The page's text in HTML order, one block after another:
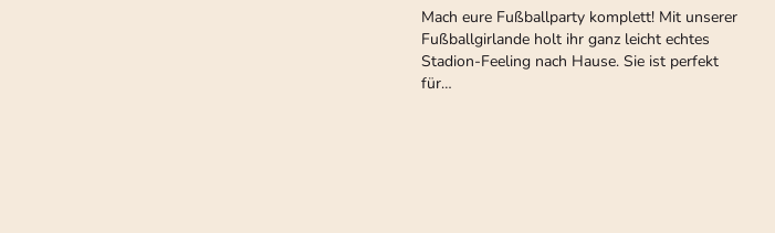
Mach eure Fußballparty komplett! Mit unserer
Fußballgirlande holt ihr ganz leicht echtes
Stadion-Feeling nach Hause. Sie ist perfekt
für…